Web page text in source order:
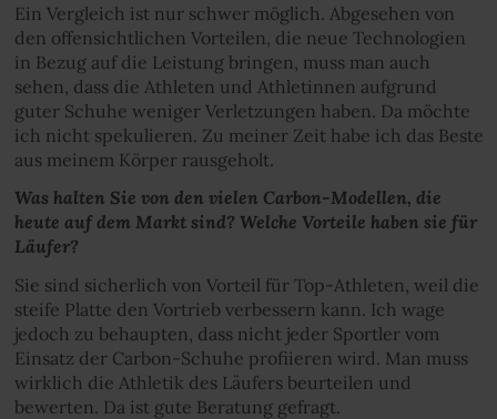
Ein Vergleich ist nur schwer möglich. Abgesehen von
den offensichtlichen Vorteilen, die neue Technologien
in Bezug auf die Leistung bringen, muss man auch
sehen, dass die Athleten und Athletinnen aufgrund
guter Schuhe weniger Verletzungen haben. Da möchte
ich nicht spekulieren. Zu meiner Zeit habe ich das Beste
aus meinem Körper rausgeholt.
Was halten Sie von den vielen Carbon-Modellen, die
heute auf dem Markt sind? Welche Vorteile haben sie für
Läufer?
Sie sind sicherlich von Vorteil für Top-Athleten, weil die
steife Platte den Vortrieb verbessern kann. Ich wage
jedoch zu behaupten, dass nicht jeder Sportler vom
Einsatz der Carbon-Schuhe profiieren wird. Man muss
wirklich die Athletik des Läufers beurteilen und
bewerten. Da ist gute Beratung gefragt.